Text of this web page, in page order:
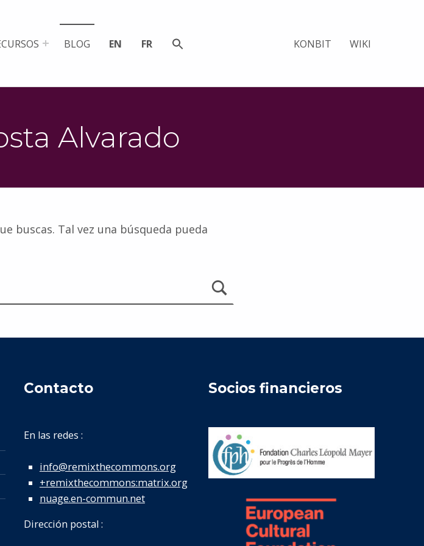
BLOG EN FR KONBIT WIKI
Alvarado
buscas. Tal vez una búsqueda pueda
Contacto
En las redes :
info@remixthecommons.org
+remixthecommons:matrix.org
nuage.en-commun.net
Dirección postal :
Socios financieros